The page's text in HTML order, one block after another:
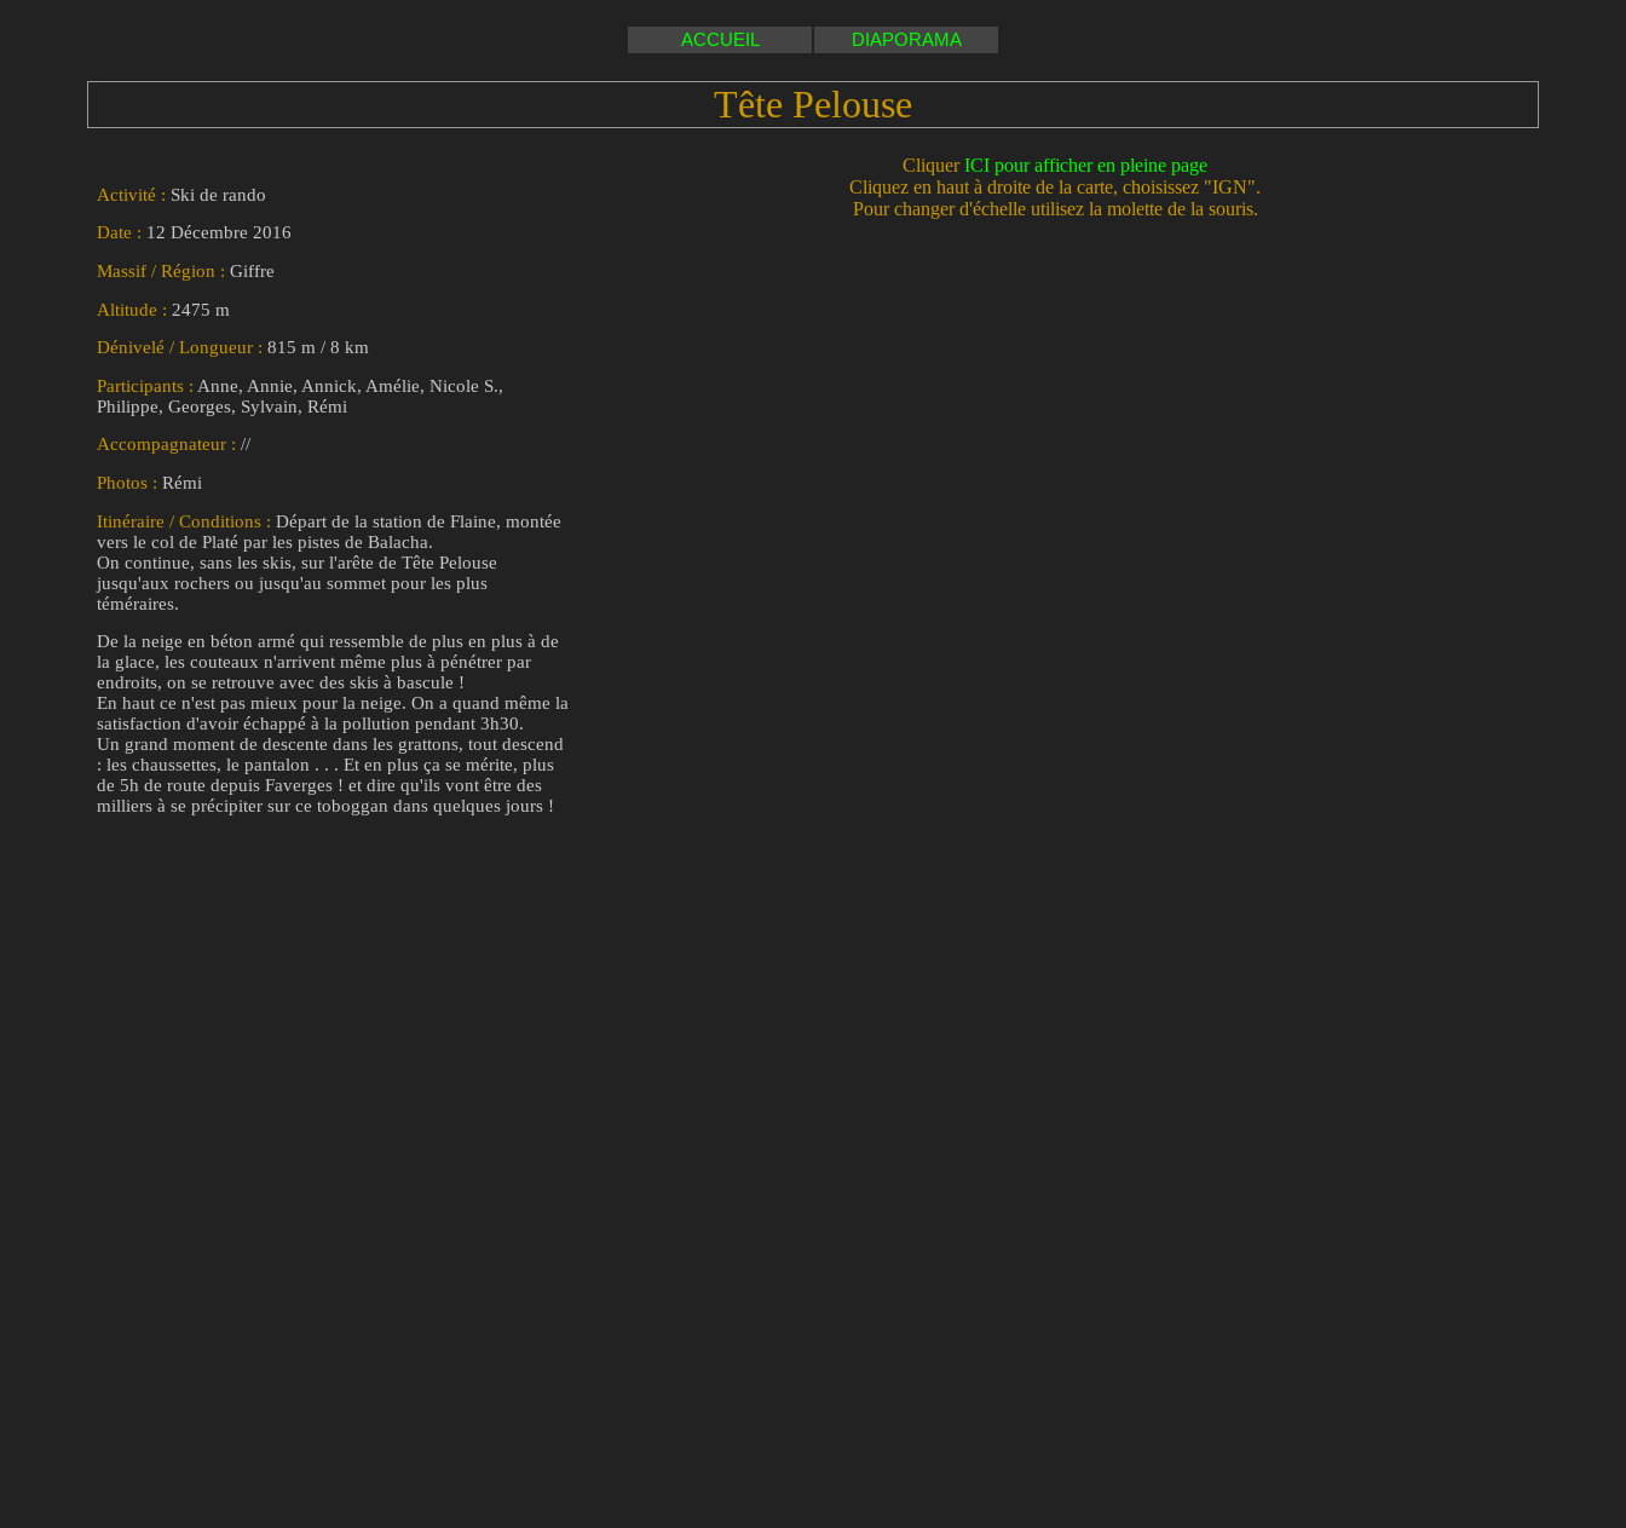
ACCUEIL DIAPORAMA
Tête Pelouse
CliquerICI pour afficher en pleine page
Cliquez en haut à droite de la carte, choisissez "IGN".
Pour changer d'échelle utilisez la molette de la souris.
Activité : Ski de rando
Date : 12 Décembre 2016
Massif / Région : Giffre
Altitude : 2475 m
Dénivelé / Longueur : 815 m / 8 km
Participants : Anne, Annie, Annick, Amélie, Nicole S.,
Philippe, Georges, Sylvain, Rémi
Accompagnateur : //
Photos : Rémi
Itinéraire / Conditions : Départ de la station de Flaine, montée
vers le col de Platé par les pistes de Balacha.
On continue, sans les skis, sur l'arête de Tête Pelouse
jusqu'aux rochers ou jusqu'au sommet pour les plus
téméraires.
De la neige en béton armé qui ressemble de plus en plus à de
la glace, les couteaux n'arrivent même plus à pénétrer par
endroits, on se retrouve avec des skis à bascule !
En haut ce n'est pas mieux pour la neige. On a quand même la
satisfaction d'avoir échappé à la pollution pendant 3h30.
Un grand moment de descente dans les grattons, tout descend
: les chaussettes, le pantalon . . . Et en plus ça se mérite, plus
de 5h de route depuis Faverges ! et dire qu'ils vont être des
milliers à se précipiter sur ce toboggan dans quelques jours !